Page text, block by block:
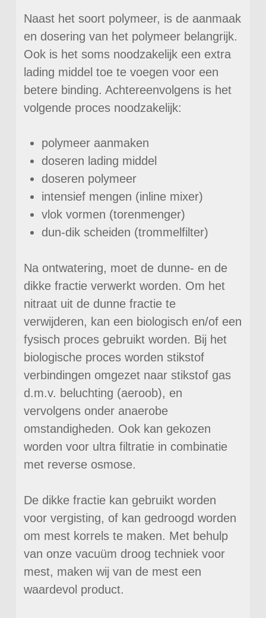
Naast het soort polymeer, is de aanmaak
en dosering van het polymeer belangrijk.
Ook is het soms noodzakelijk een extra
lading middel toe te voegen voor een
betere binding. Achtereenvolgens is het
volgende proces noodzakelijk:
polymeer aanmaken
doseren lading middel
doseren polymeer
intensief mengen (inline mixer)
vlok vormen (torenmenger)
dun-dik scheiden (trommelfilter)
Na ontwatering, moet de dunne- en de
dikke fractie verwerkt worden. Om het
nitraat uit de dunne fractie te
verwijderen, kan een biologisch en/of een
fysisch proces gebruikt worden. Bij het
biologische proces worden stikstof
verbindingen omgezet naar stikstof gas
d.m.v. beluchting (aeroob), en
vervolgens onder anaerobe
omstandigheden. Ook kan gekozen
worden voor ultra filtratie in combinatie
met reverse osmose.
De dikke fractie kan gebruikt worden
voor vergisting, of kan gedroogd worden
om mest korrels te maken. Met behulp
van onze vacuüm droog techniek voor
mest, maken wij van de mest een
waardevol product.